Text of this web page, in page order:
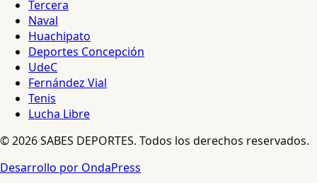
Tercera
Naval
Huachipato
Deportes Concepción
UdeC
Fernández Vial
Tenis
Lucha Libre
© 2026 SABES DEPORTES. Todos los derechos reservados.
Desarrollo por OndaPress